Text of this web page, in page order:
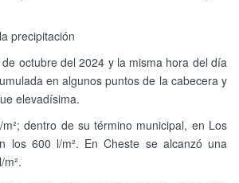
precipitación
octubre del 2024 y la misma hora del día
en algunos puntos de la cabecera y
elevadísima.
dentro de su término municipal, en Los
los 600 l/m². En Cheste se alcanzó una